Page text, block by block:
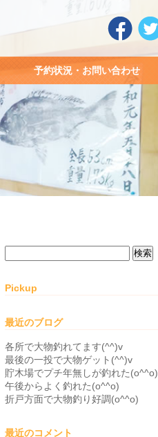
予約状況・お問い合わせ
索:
Pickup
最近のブログ
各所で大物釣れてます(^^)v
最後の一投で大物ゲット(^^)v
貯木場でプチ年無しが釣れた(o^^o)
午後からよく釣れた(o^^o)
折戸方面で大物釣り好調(o^^o)
最近のコメント